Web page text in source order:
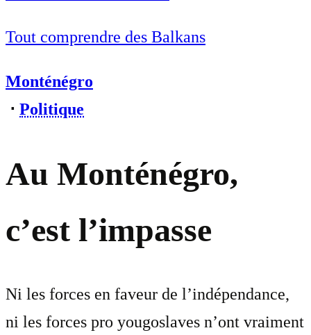
Tout comprendre des Balkans
Monténégro
⋅ Politique
Au Monténégro,
c’est l’impasse
Ni les forces en faveur de l’indépendance,
ni les forces pro yougoslaves n’ont vraiment